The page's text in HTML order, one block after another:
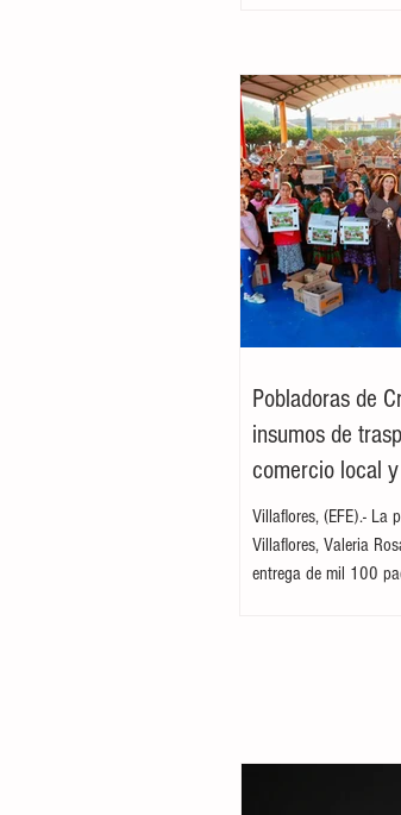
Pobladoras de
insumos de
comercio local
Villaflores, (EFE).- La
Villaflores, Valeria
entrega de mil 100